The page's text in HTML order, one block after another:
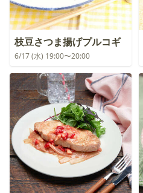
枝豆さつま揚げプルコギ
6/17 (水) 19:00〜20:00